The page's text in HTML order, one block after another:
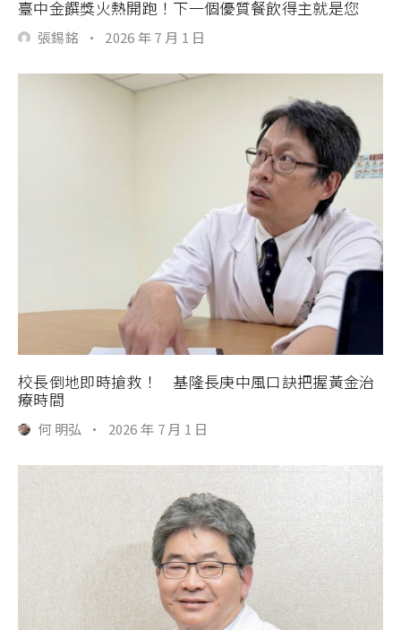
臺中金饌獎火熱開跑！下一個優質餐飲得主就是您
張錫銘 · 2026 年 7 月 1 日
校長倒地即時搶救！ 基隆長庚中風口訣把握黃金治
療時間
何 明弘 · 2026 年 7 月 1 日